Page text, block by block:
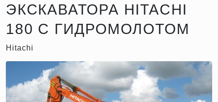
ЭКСКАВАТОРА HITACHI
180 С ГИДРОМОЛОТОМ
Hitachi